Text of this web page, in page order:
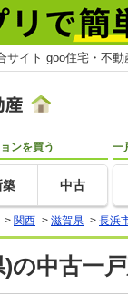
サイト goo住宅・不動
ンを買う
築 中古
一
> 関西 > 滋賀県 > 長浜
の中古一